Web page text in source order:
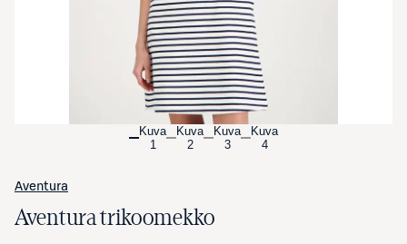
Kuva
1
Kuva
2
Kuva
3
Kuva
4
Aventura
Aventura trikoomekko